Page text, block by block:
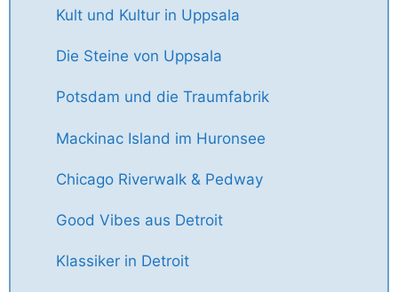
Kult und Kultur in Uppsala
Die Steine von Uppsala
Potsdam und die Traumfabrik
Mackinac Island im Huronsee
Chicago Riverwalk & Pedway
Good Vibes aus Detroit
Klassiker in Detroit